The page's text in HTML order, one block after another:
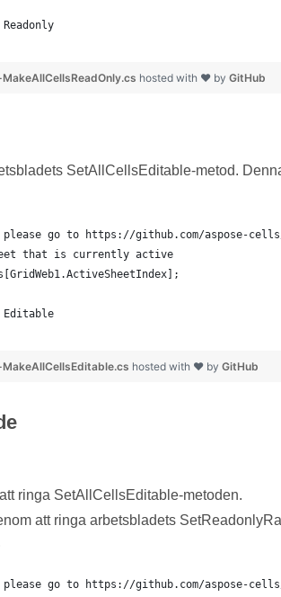
hosted with ❤ by GitHub
SetAllCellsEditable-metod.
go to https://github.com/aspose-
that is currently active
hosted with ❤ by GitHub
ringa SetAllCellsEditable-metoden.
att ringa arbetsbladets
go to https://github.com/aspose-